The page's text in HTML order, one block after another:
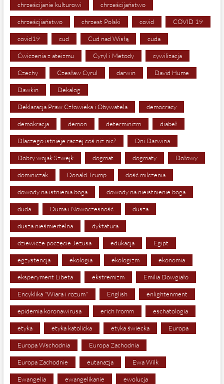
chrześcijanie kulturowi chrześcijaństwo
chrześcjiaństwo chrzest Polski covid COVID 19
covid19 cud Cud nad Wisłą cuda
Ćwiczenia z ateizmu Cyryl i Metody cywilizacja
Czechy Czesław Cyrul darwin David Hume
Dawkin Dekalog
Deklaracja Praw Człowieka i Obywatela democracy
demokracja demon determinizm diabeł
Dlaczego istnieje raczej coś niż nic? Dni Darwina
Dobry wojak Szwejk dogmat dogmaty Dołowy
dominiczak Donald Trump dość milczenia
dowody na istnienia boga dowody na nieistnienie boga
duda Duma i Nowoczesność dusza
dusza nieśmiertelna dyktatura
dziewicze poczęcie Jezusa edukacja Egipt
egzystencja ekologia ekologizm ekonomia
eksperyment Libeta ekstremizm Emilia Dowgiało
Encyklika "Wiara i rozum" English enlightenment
epidemia koronawirusa erich fromm eschatologia
etyka etyka katolicka etyka świecka Europa
Europa Wschodnia Europa Zachodnia
Europa Zachodnie eutanazja Ewa Wilk
Ewangelia ewangelikanie ewolucja